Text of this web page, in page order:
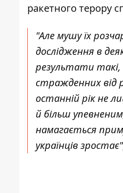
ракетного терору
"Але мушу їх
дослідження в
результати
стражденних від
останній рік не
й більш
намагається
українців